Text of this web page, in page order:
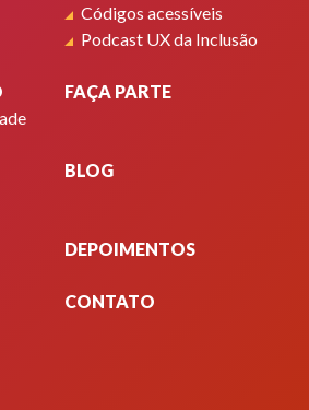
Códigos acessíveis
Podcast UX da Inclusão
FAÇA PARTE
BLOG
DEPOIMENTOS
CONTATO